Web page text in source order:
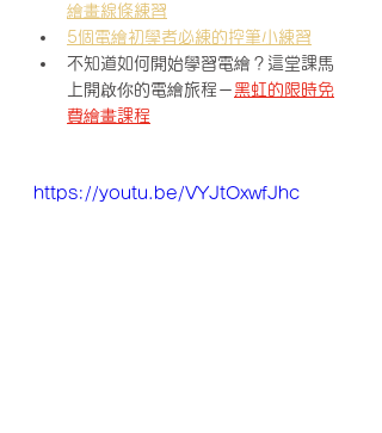
繪畫線條練習
5個電繪初學者必練的控筆小練習
不知道如何開始學習電繪？這堂課馬
上開啟你的電繪旅程－ 黑虹的限時免
費繪畫課程
https://youtu.be/VYJtOxwfJhc